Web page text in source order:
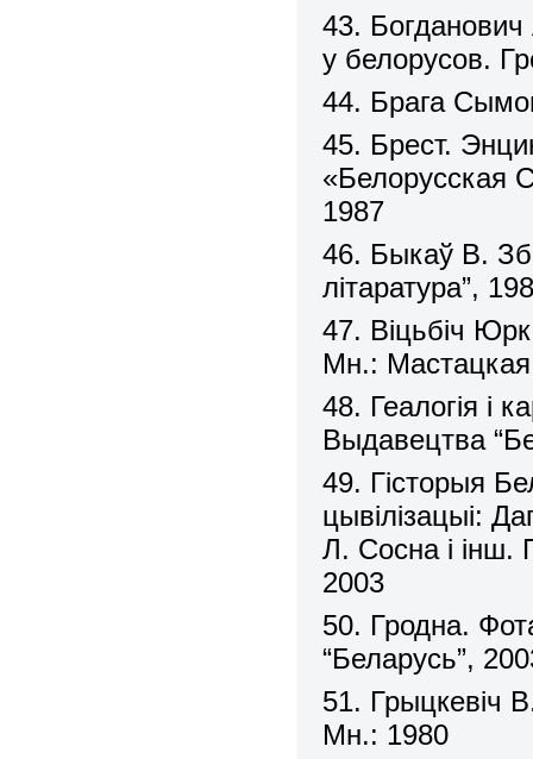
43.
у белорусов.
44. Брага
45. Брест.
«Белорусская
1987
46. Быкаў В.
літаратура”,
47. Віцьбіч
Мн.: Мастацкая
48. Геалогія і
Выдавецтва
49. Гісторыя
цывілізацыі:
Л. Сосна і інш.
2003
50. Гродна.
“Беларусь”,
51. Грыцкевіч
Мн.: 1980